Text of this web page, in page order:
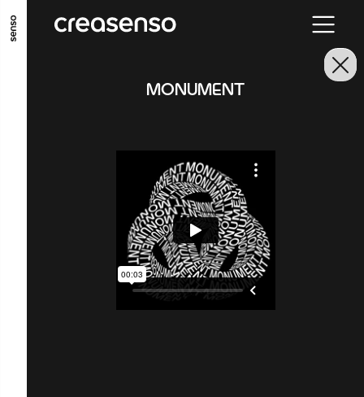
ALLER AU CONTENU PRINCIPAL
ALLER EN BAS DE PAGEMONUMENT